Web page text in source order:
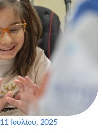
11 Ιουλίου, 2025